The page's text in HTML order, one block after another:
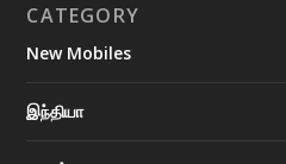
CATEGORY
New Mobiles
இந்தியா